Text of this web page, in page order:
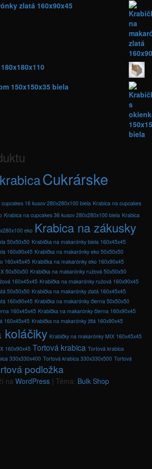
zlatá 160x90x45
150x150x35 biela
Cukrárske
16 kusov 280x280x100 biela Krabica na cupcakes
Krabica na cupcakes 36 kusov 280x280x100 biela Krabica
eko Krabica na zákusky
50x50x50 Krabička na makarónky biela 160x45x45
160x90x45 Krabička na makarónky eko 50x50x50
160x45x45 Krabička na makarónky eko 160x90x45
50x50x50 Krabička na makarónky ružová 50x50x50
160x45x45 Krabička na makarónky ružová 160x90x45
50x50x50 Krabička na makarónky zlatá 160x45x45
160x90x45 Krabička na makarónky čierna 50x50x50
160x45x45 Krabička na makarónky čierna 160x90x45
160x45x45 Krabička na makarónky žltá 160x90x45
koláčiky Krabičky na makarónky MIX 160x45x45
160x90x45 Tortová krabica Tortová krabica
330x330x400 Tortová krabica 330x330x500 Tortová
podložka
na WordPress | Téma: Bulk Shop